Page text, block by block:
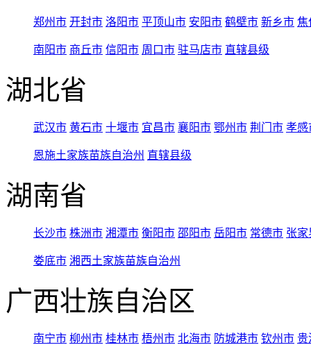
郑州市 开封市 洛阳市 平顶山市 安阳市 鹤壁市 新乡市 焦
南阳市 商丘市 信阳市 周口市 驻马店市 直辖县级
湖北省
武汉市 黄石市 十堰市 宜昌市 襄阳市 鄂州市 荆门市 孝感
恩施土家族苗族自治州 直辖县级
湖南省
长沙市 株洲市 湘潭市 衡阳市 邵阳市 岳阳市 常德市 张家
娄底市 湘西土家族苗族自治州
广西壮族自治区
南宁市 柳州市 桂林市 梧州市 北海市 防城港市 钦州市 贵